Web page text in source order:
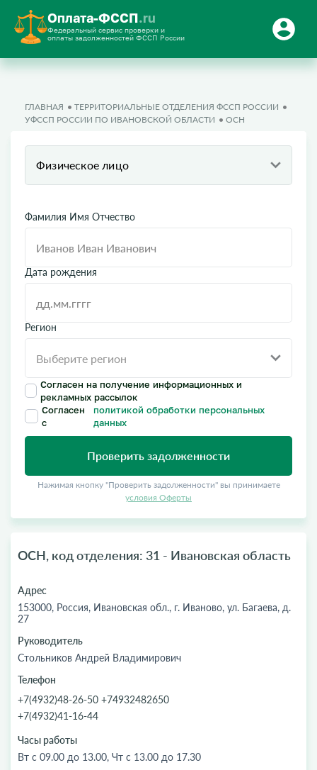
Оплата-ФССП.ru
Федеральный сервис проверки и
оплаты задолженностей ФССП России
ГЛАВНАЯ
ТЕРРИТОРИАЛЬНЫЕ ОТДЕЛЕНИЯ ФССП РОССИИ
УФССП РОССИИ ПО ИВАНОВСКОЙ ОБЛАСТИ
ОСН
Физическое лицо
Фамилия Имя Отчество
Дата рождения
Регион
Согласен на получение информационных и
рекламных рассылок
Согласен
с
политикой обработки персональных
данных
Проверить задолженности
Нажимая кнопку "Проверить задолженности" вы принимаете
условия Оферты
ОСН, код отделения: 31 - Ивановская область
Адрес
153000, Россия, Ивановская обл., г. Иваново, ул. Багаева, д.
27
Руководитель
Стольников Андрей Владимирович
Телефон
+7(4932)48-26-50 +74932482650
+7(4932)41-16-44
Часы работы
Вт с 09.00 до 13.00, Чт с 13.00 до 17.30